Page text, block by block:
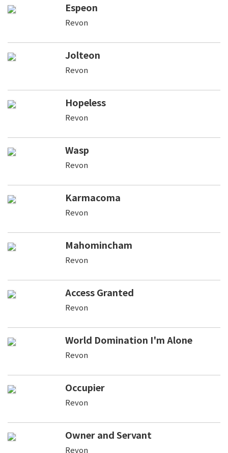
Espeon
Revon
Jolteon
Revon
Hopeless
Revon
Wasp
Revon
Karmacoma
Revon
Mahomincham
Revon
Access Granted
Revon
World Domination I'm Alone
Revon
Occupier
Revon
Owner and Servant
Revon